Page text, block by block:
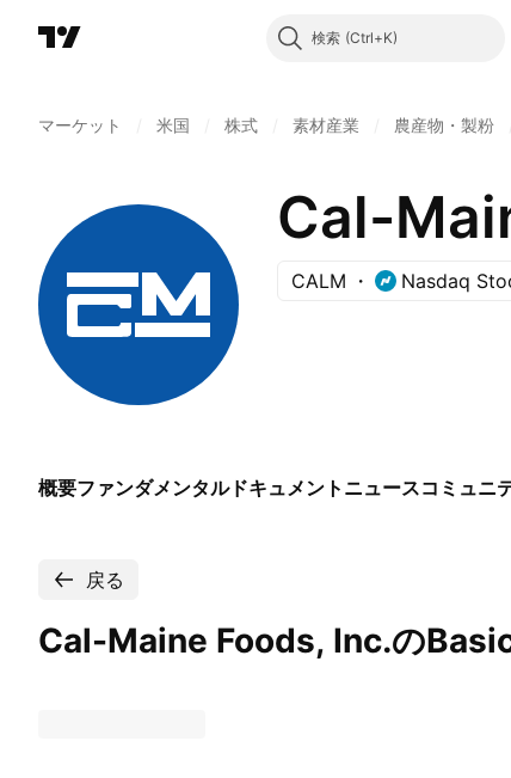
検索
マーケット 米国 株式 素材産業 農産物・製粉
Cal-
CALM Nasdaq
概要ファンダメンタルドキュメント ニュースコミュニ
戻る
Cal-Maine Foods, Inc.の